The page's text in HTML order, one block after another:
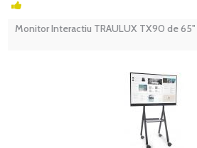
Monitor Interactiu TRAULUX TX90 de 65''